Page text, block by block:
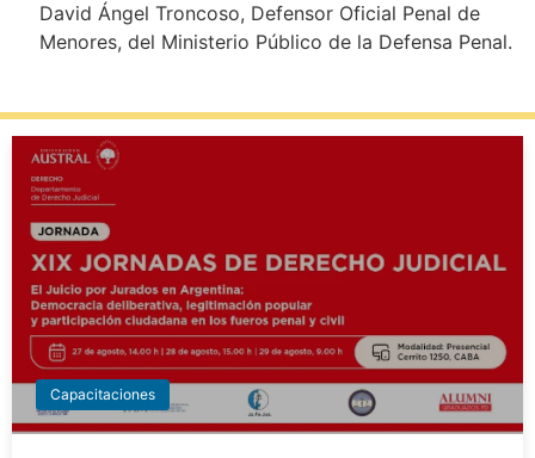
David Ángel Troncoso, Defensor Oficial Penal de
Menores, del Ministerio Público de la Defensa Penal.
Capacitaciones